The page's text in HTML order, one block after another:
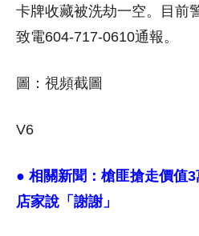
卡牌收藏被洗劫一空。目前
致電604-717-0610通報。
圖：視頻截圖
V6
● 相關新聞： 槍匪搶走價值
店家說「謝謝」